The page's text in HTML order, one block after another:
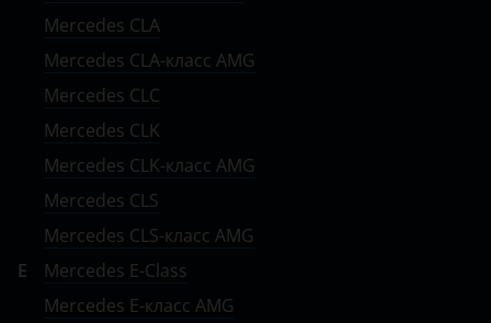
Subaru
Suzuki
Toyota
Volkswagen
Volvo
Vortex
Mercedes CLA
Mercedes CLA-класс AMG
Mercedes CLC
Mercedes CLK
Mercedes CLK-класс AMG
Mercedes CLS
Mercedes CLS-класс AMG
E
Mercedes E-Class
Mercedes E-класс AMG